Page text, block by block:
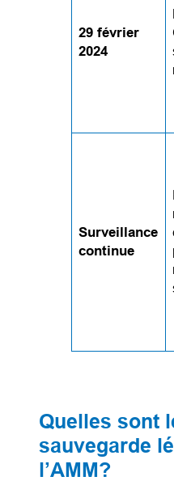
29 février
2024
Surveillance
continue
Quelles sont
sauvegarde
l’AMM?